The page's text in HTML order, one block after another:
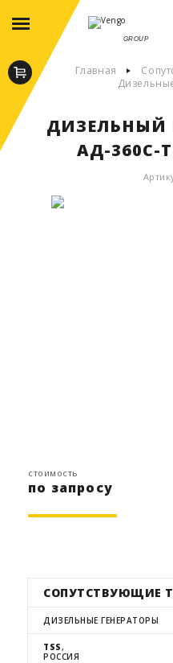
GROUP
Главная
ДИЗЕЛЬНЫЙ
АД-360С-
стоимость
по запросу
СОПУТСТВУЮЩИЕ
ДИЗЕЛЬНЫЕ ГЕНЕРАТОРЫ
TSS,
РОССИЯ